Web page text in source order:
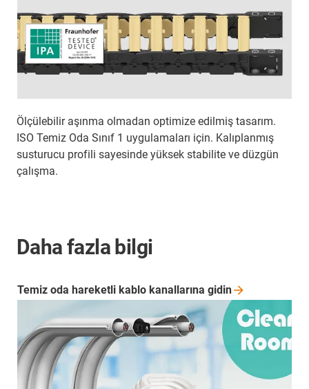
Ölçülebilir aşınma olmadan optimize edilmiş tasarım.
ISO Temiz Oda Sınıf 1 uygulamaları için. Kalıplanmış
susturucu profili sayesinde yüksek stabilite ve düzgün
çalışma.
Daha fazla bilgi
Temiz oda hareketli kablo kanallarına gidin